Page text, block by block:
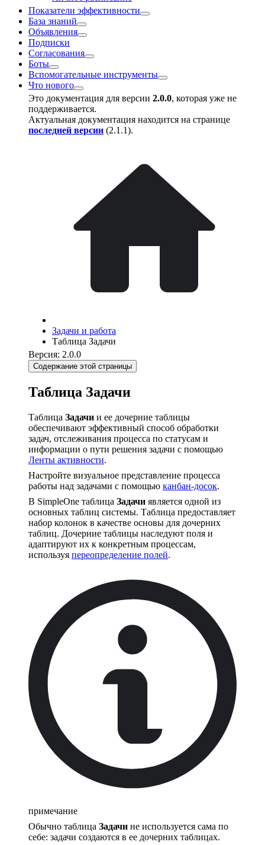
Показатели эффективности
База знаний
Объявления
Подписки
Согласования
Боты
Вспомогательные инструменты
Что нового
Это документация для версии 2.0.0, которая уже не
поддерживается.
Актуальная документация находится на странице
последней версии (2.1.1).
Задачи и работа
Таблица Задачи
Версия: 2.0.0
Содержание этой страницы
Таблица Задачи
Таблица Задачи и ее дочерние таблицы
обеспечивают эффективный способ обработки
задач, отслеживания процесса по статусам и
информации о пути решения задачи с помощью
Ленты активности.
Настройте визуальное представление процесса
работы над задачами с помощью канбан-досок.
В SimpleOne таблица Задачи является одной из
основных таблиц системы. Таблица предоставляет
набор колонок в качестве основы для дочерних
таблиц. Дочерние таблицы наследуют поля и
адаптируют их к конкретным процессам,
используя переопределение полей.
примечание
Обычно таблица Задачи не используется сама по
себе: задачи создаются в ее дочерних таблицах.